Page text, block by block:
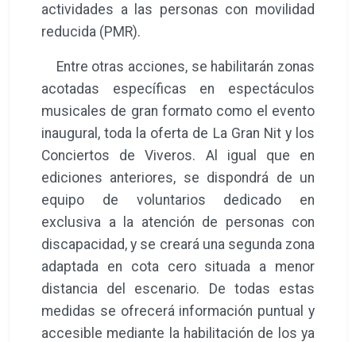
actividades a las personas con movilidad
reducida (PMR).
Entre otras acciones, se habilitarán zonas
acotadas específicas en espectáculos
musicales de gran formato como el evento
inaugural, toda la oferta de La Gran Nit y los
Conciertos de Viveros. Al igual que en
ediciones anteriores, se dispondrá de un
equipo de voluntarios dedicado en
exclusiva a la atención de personas con
discapacidad, y se creará una segunda zona
adaptada en cota cero situada a menor
distancia del escenario. De todas estas
medidas se ofrecerá información puntual y
accesible mediante la habilitación de los ya